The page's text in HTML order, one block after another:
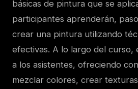
básicas de pintura que se
participantes aprenderán,
crear una pintura utilizando
efectivas. A lo largo del curso,
a los asistentes, ofreciendo
mezclar colores, crear